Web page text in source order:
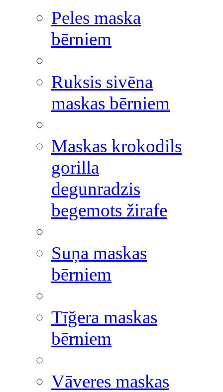
Peles maska
bērniem
Ruksis sivēna
maskas bērniem
Maskas krokodils
gorilla
degunradzis
begemots žirafe
Suņa maskas
bērniem
Tīğera maskas
bērniem
Vāveres maskas